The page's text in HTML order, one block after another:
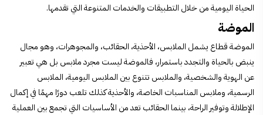
الحياة اليومية من خلال التطبيقات والخدمات المتنوعة التي تقدمها.
الموضة
الموضة قطاع يشمل الملابس، الأحذية، الحقائب، والمجوهرات، وهو مجال
ينبض بالحياة والتجدد باستمرار، فالموضة ليست مجرد ملابس بل هي تعبير
عن الهوية والشخصية، والملابس تتنوع بين الملابس اليومية، الملابس
الرسمية، وملابس المناسبات الخاصة، والأحذية كذلك تلعب دورًا مهمًا في إكمال
الإطلالة وتوفير الراحة، بينما الحقائب تعد من الأساسيات التي تجمع بين العملية